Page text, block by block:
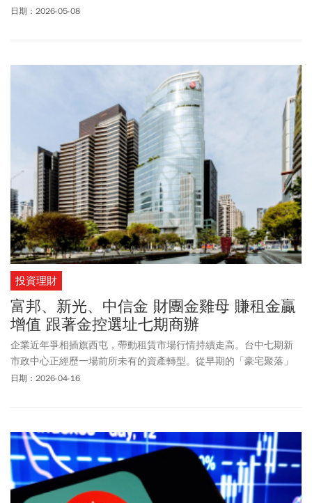
晰。根據台泥最新公布年報，截至今年3月24日止，前十大股東出現
台泥(1101)股價週五（5/8）25.60元開出，盤中觸及25.70元，後續
日期：2026-05-08
投資理財
富邦、新光、中信金 財團金雞母 賺租金贏
增值 跟著金控選址七期商辦
企業近年爭相插旗西屯，帶動租賃市場行情持續走高。台中七期新
市政中心正經歷一場前所未有的資產轉型。從早期的「豪宅聚落」
躍升為台灣最具戰略價值的「複合型商務聚落」。
日期：2026-04-16